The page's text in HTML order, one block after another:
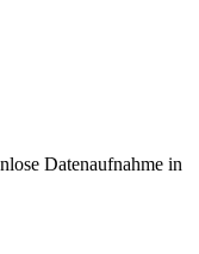
Datenaufnahme in